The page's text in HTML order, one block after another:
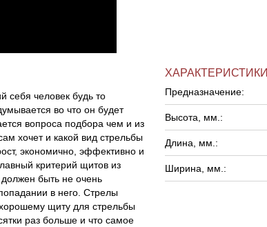
себя человек будь то
во что он будет
вопроса подбора чем и из
хочет и какой вид стрельбы
экономично, эффективно и
критерий щитов из
быть не очень
в него. Стрелы
щиту для стрельбы
раз больше и что самое
ХАРАКТЕРИСТИКИ
Предназначение:
Высота, мм.:
Длина, мм.:
Ширина, мм.: